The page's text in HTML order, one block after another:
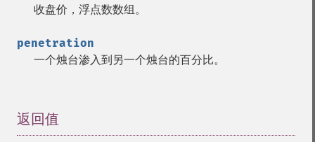
收盘价，浮点数数组。
penetration
一个烛台渗入到另一个烛台的百分比。
返回值